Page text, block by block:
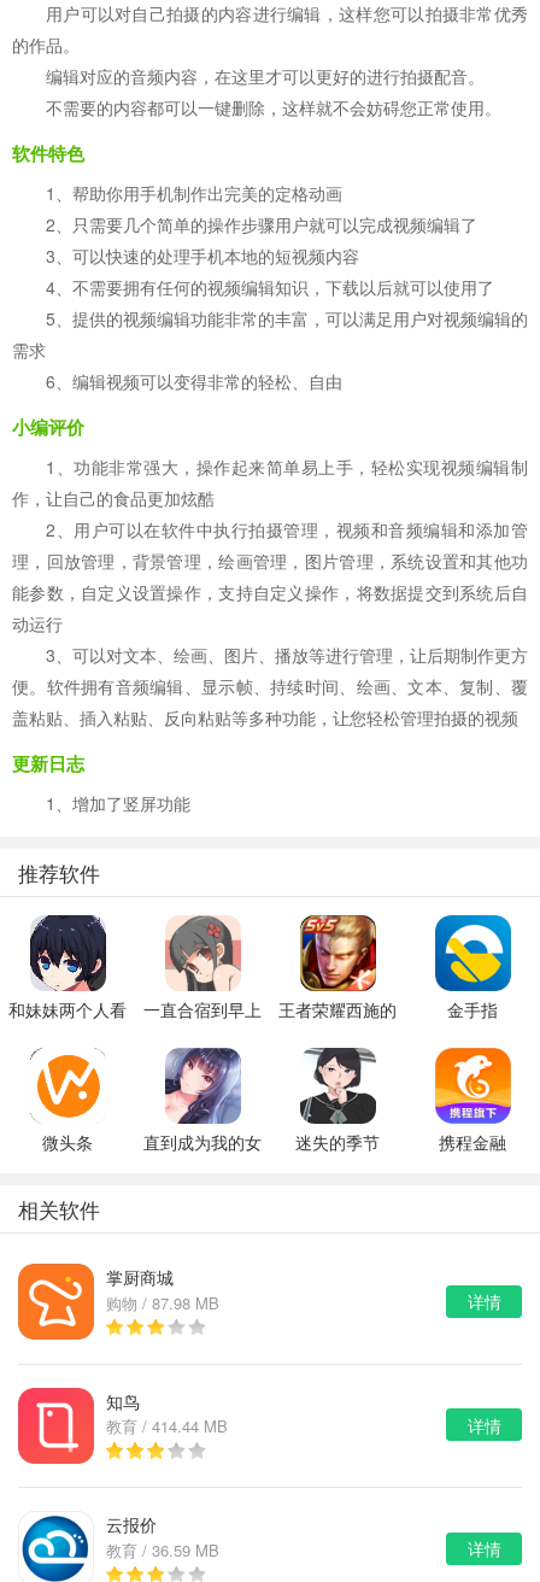
用户可以对自己拍摄的内容进行编辑，这样您可以拍摄非常优秀
的作品。
编辑对应的音频内容，在这里才可以更好的进行拍摄配音。
不需要的内容都可以一键删除，这样就不会妨碍您正常使用。
软件特色
1、帮助你用手机制作出完美的定格动画
2、只需要几个简单的操作步骤用户就可以完成视频编辑了
3、可以快速的处理手机本地的短视频内容
4、不需要拥有任何的视频编辑知识，下载以后就可以使用了
5、提供的视频编辑功能非常的丰富，可以满足用户对视频编辑的
需求
6、编辑视频可以变得非常的轻松、自由
小编评价
1、功能非常强大，操作起来简单易上手，轻松实现视频编辑制
作，让自己的食品更加炫酷
2、用户可以在软件中执行拍摄管理，视频和音频编辑和添加管
理，回放管理，背景管理，绘画管理，图片管理，系统设置和其他功
能参数，自定义设置操作，支持自定义操作，将数据提交到系统后自
动运行
3、可以对文本、绘画、图片、播放等进行管理，让后期制作更方
便。软件拥有音频编辑、显示帧、持续时间、绘画、文本、复制、覆
盖粘贴、插入粘贴、反向粘贴等多种功能，让您轻松管理拍摄的视频
更新日志
1、增加了竖屏功能
推荐软件
和妹妹两个人看
一直合宿到早上
王者荣耀西施的
金手指
微头条
直到成为我的女
迷失的季节
携程金融
相关软件
掌厨商城
购物 / 87.98 MB 详情
知鸟
教育 / 414.44 MB 详情
云报价
教育 / 36.59 MB 详情